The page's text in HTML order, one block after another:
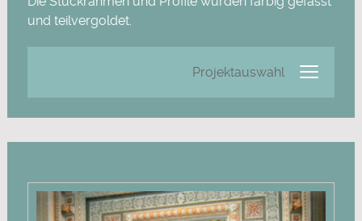
und teilvergoldet.
Projektauswahl
≡